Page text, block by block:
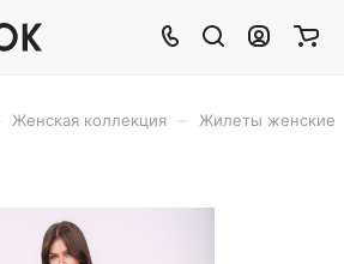
Женская коллекция Жилеты женские